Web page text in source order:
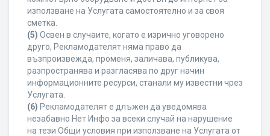
използване на Услугата самостоятелно и за своя
сметка.
(5) Освен в случаите, когато е изрично уговорено
друго, Рекламодателят няма право да
възпроизвежда, променя, заличава, публикува,
разпространява и разгласява по друг начин
информационните ресурси, станали му известни чрез
Услугата.
(6) Рекламодателят е длъжен да уведомява
незабавно Нет Инфо за всеки случай на нарушение
на тези Общи условия при използване на Услугата от